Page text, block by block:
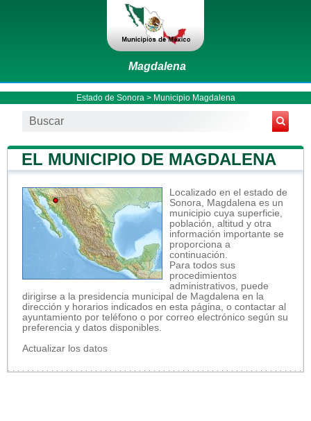
Magdalena
Estado de Sonora > Municipio Magdalena
EL MUNICIPIO DE MAGDALENA
Localizado en el estado de
Sonora, Magdalena es un
municipio cuya superficie,
población, altitud y otra
información importante se
proporciona a
continuación.
Para todos sus
procedimientos
administrativos, puede
dirigirse a la presidencia municipal de Magdalena en la
dirección y horarios indicados en esta página, o contactar al
ayuntamiento por teléfono o por correo electrónico según su
preferencia y datos disponibles.
Actualizar los datos